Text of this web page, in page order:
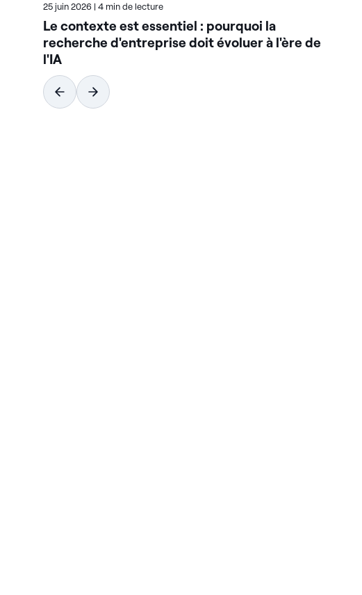
25 juin 2026 | 4 min de lecture
Le contexte est essentiel : pourquoi la
recherche d'entreprise doit évoluer à l'ère de
l'IA